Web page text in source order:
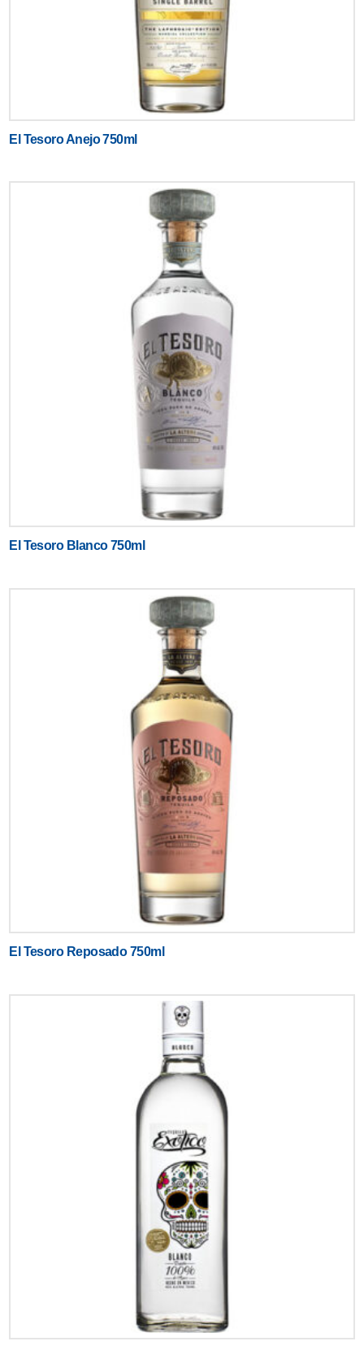
El Tesoro Anejo 750ml
El Tesoro Blanco 750ml
El Tesoro Reposado 750ml